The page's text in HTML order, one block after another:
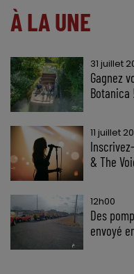
À LA UNE
31 juillet
Gagnez
Botanica
11 juillet
& The
12h00
Des
envoyé